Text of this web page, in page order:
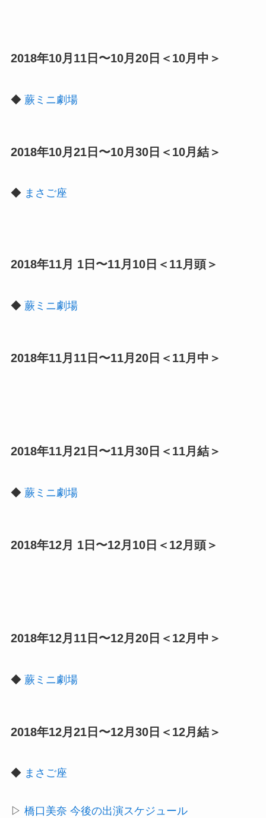
2018年10月11日〜10月20日＜10月中＞
◆ 蕨ミニ劇場
2018年10月21日〜10月30日＜10月結＞
◆ まさご座
2018年11月 1日〜11月10日＜11月頭＞
◆ 蕨ミニ劇場
2018年11月11日〜11月20日＜11月中＞
2018年11月21日〜11月30日＜11月結＞
◆ 蕨ミニ劇場
2018年12月 1日〜12月10日＜12月頭＞
2018年12月11日〜12月20日＜12月中＞
◆ 蕨ミニ劇場
2018年12月21日〜12月30日＜12月結＞
◆ まさご座
▷ 橋口美奈 今後の出演スケジュール